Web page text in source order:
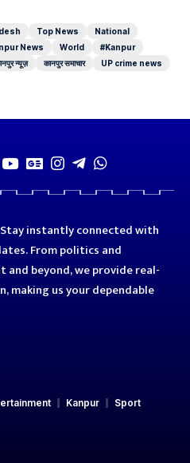
Top News
National
News World
#Kanpur
न्यूज़ कानपुर समाचार UP crime news
Stay instantly connected with
From politics and
beyond, we provide real-
making us your dependable
Kanpur
Sport